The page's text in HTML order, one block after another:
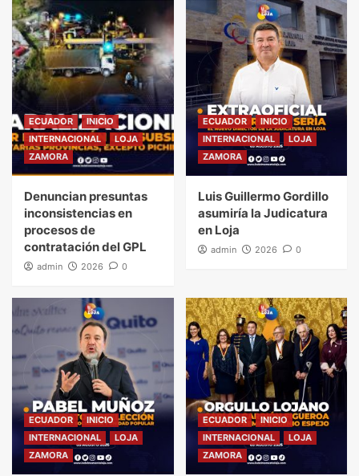
ECUADOR
INICIO
INTERNACIONAL
LOJA
ZAMORA
Denuncian presuntas
inconsistencias en
procesos de
contratación del GPL
admin 2026 0
ECUADOR
INICIO
INTERNACIONAL
LOJA
ZAMORA
Luis Guillermo Gordillo
asumiría la Judicatura
en Loja
admin 2026 0
ECUADOR
INICIO
INTERNACIONAL
LOJA
ZAMORA
ECUADOR
INICIO
INTERNACIONAL
LOJA
ZAMORA